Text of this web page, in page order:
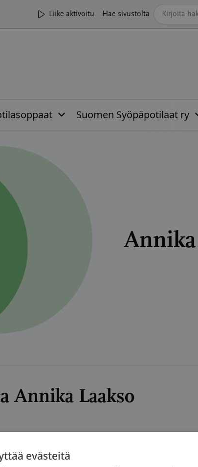
Liike aktivoitu Hae sivustolta
Suomen Syöpäpotilaat ry
Annika
Annika Laakso
evästeitä